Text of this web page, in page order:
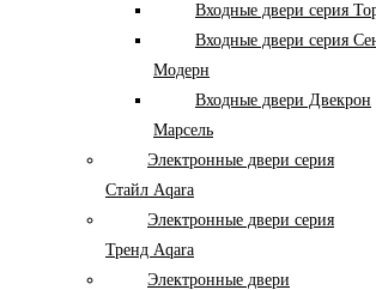
Входные двери серия
Входные двери серия
Модерн
Входные двери Двекрон
Марсель
Электронные двери серия
Стайл Aqara
Электронные двери серия
Тренд Aqara
Электронные двери